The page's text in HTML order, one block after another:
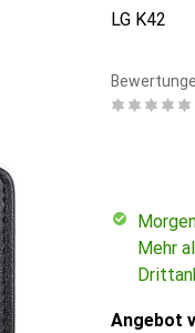
LG K42
Mehr
Angebot